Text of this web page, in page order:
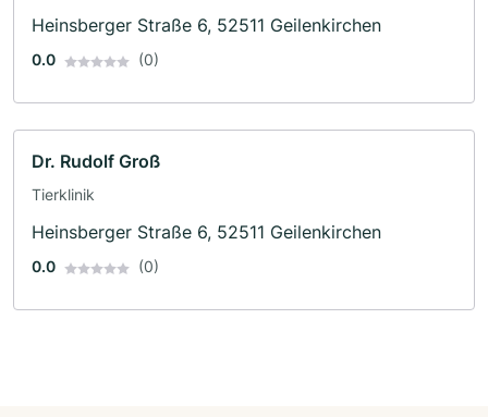
Heinsberger Straße 6, 52511 Geilenkirchen
0.0 (0)
Dr. Rudolf Groß
Tierklinik
Heinsberger Straße 6, 52511 Geilenkirchen
0.0 (0)